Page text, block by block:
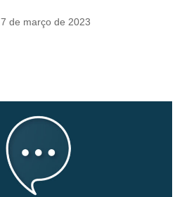
7 de março de 2023